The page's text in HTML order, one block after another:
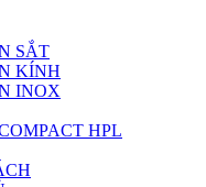
SẮT
KÍNH
INOX
HPL